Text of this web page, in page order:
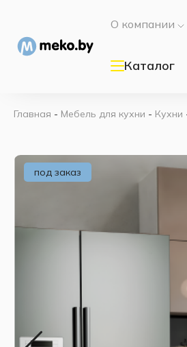
О компании
Каталог
Главная - Мебель для кухни - Кухни
под заказ